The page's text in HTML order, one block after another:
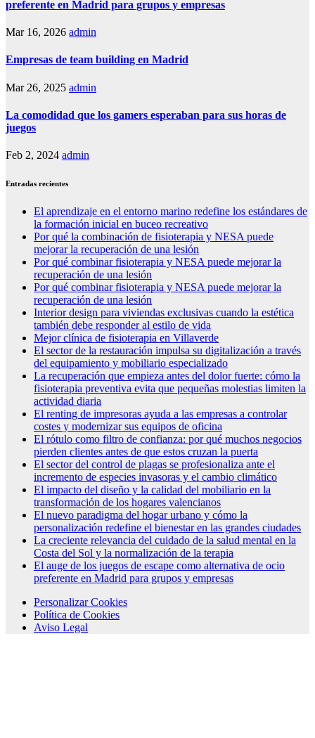
preferente en Madrid para grupos y empresas
Mar 16, 2026 admin
Empresas de team building en Madrid
Mar 26, 2025 admin
La comodidad que los gamers esperaban para sus horas de
juegos
Feb 2, 2024 admin
Entradas recientes
El aprendizaje en el entorno marino redefine los estándares de
la formación inicial en buceo recreativo
Por qué la combinación de fisioterapia y NESA puede
mejorar la recuperación de una lesión
Por qué combinar fisioterapia y NESA puede mejorar la
recuperación de una lesión
Por qué combinar fisioterapia y NESA puede mejorar la
recuperación de una lesión
Interior design para viviendas exclusivas cuando la estética
también debe responder al estilo de vida
Mejor clínica de fisioterapia en Villaverde
El sector de la restauración impulsa su digitalización a través
del equipamiento y mobiliario especializado
La recuperación que empieza antes del dolor fuerte: cómo la
fisioterapia preventiva evita que pequeñas molestias limiten la
actividad diaria
El renting de impresoras ayuda a las empresas a controlar
costes y modernizar sus equipos de oficina
El rótulo como filtro de confianza: por qué muchos negocios
pierden clientes antes de que estos cruzan la puerta
El sector del control de plagas se profesionaliza ante el
incremento de especies invasoras y el cambio climático
El impacto del diseño y la calidad del mobiliario en la
transformación de los hogares valencianos
El nuevo paradigma del hogar urbano y cómo la
personalización redefine el bienestar en las grandes ciudades
La creciente relevancia del cuidado de la salud mental en la
Costa del Sol y la normalización de la terapia
El auge de los juegos de escape como alternativa de ocio
preferente en Madrid para grupos y empresas
Personalizar Cookies
Política de Cookies
Aviso Legal